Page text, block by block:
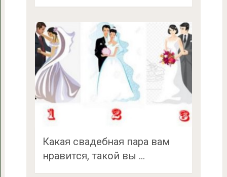
Какая свадебная пара вам
нравится, такой вы …